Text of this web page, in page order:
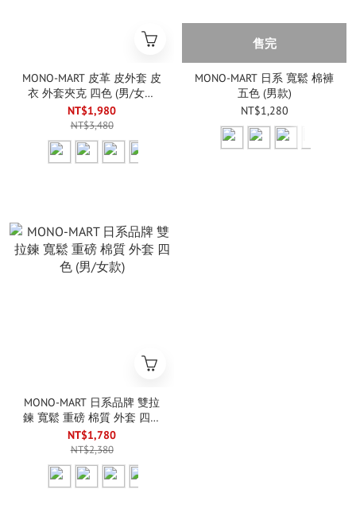
MONO-MART 皮革 皮外套 皮
衣 外套夾克 四色 (男/女同
款)
NT$1,980
NT$3,480
售完
MONO-MART 日系 寬鬆 棉褲
五色 (男款)
NT$1,280
MONO-MART 日系品牌 雙拉
鍊 寬鬆 重磅 棉質 外套 四色
(男/女款)
NT$1,780
NT$2,380